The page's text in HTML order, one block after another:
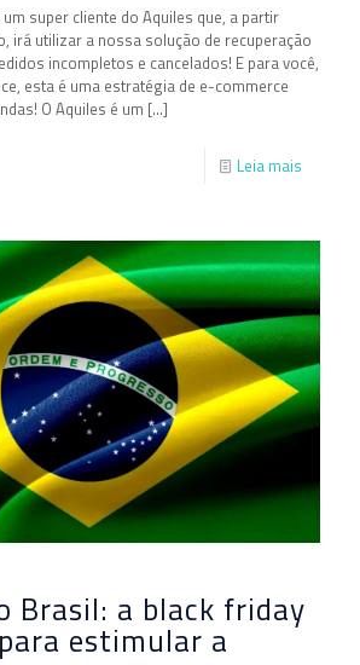
super cliente do Aquiles que, a partir
irá utilizar a nossa solução de recuperação
incompletos e cancelados! E para você,
esta é uma estratégia de e-commerce
O Aquiles é um […]
Leia mais
Brasil: a black friday
estimular a